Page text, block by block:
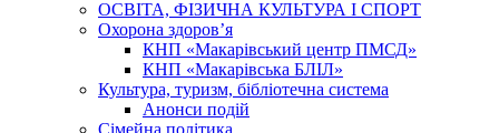
ОСВІТА, ФІЗИЧНА КУЛЬТУРА І СПОРТ
Охорона здоров’я
КНП «Макарівський центр ПМСД»
КНП «Макарівська БЛІЛ»
Культура, туризм, бібліотечна система
Анонси подій
Сімейна політика